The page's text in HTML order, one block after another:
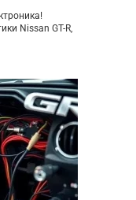
Nissan GT-R,